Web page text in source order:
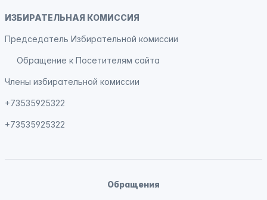
ИЗБИРАТЕЛЬНАЯ КОМИССИЯ
Председатель Избирательной комиссии
Обращение к Посетителям сайта
Члены избирательной комиссии
+73535925322
+73535925322
Обращения